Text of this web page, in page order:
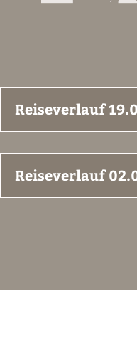
Reiseverlauf
Reiseverlauf